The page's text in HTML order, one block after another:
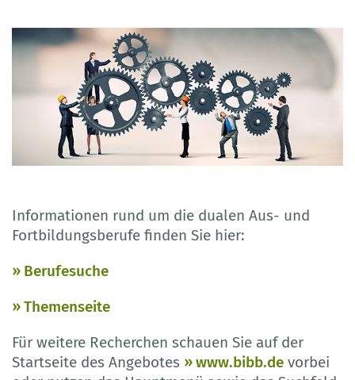
Informationen rund um die dualen Aus- und
Fortbildungsberufe finden Sie hier:
Berufesuche
Themenseite
Für weitere Recherchen schauen Sie auf der
Startseite des Angebotes
www.bibb.de vorbei